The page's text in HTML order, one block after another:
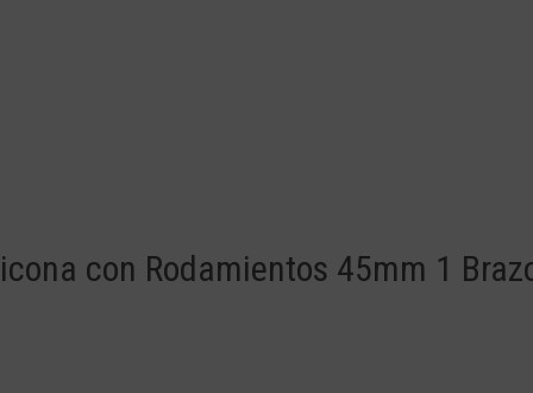
con Rodamientos 45mm 1